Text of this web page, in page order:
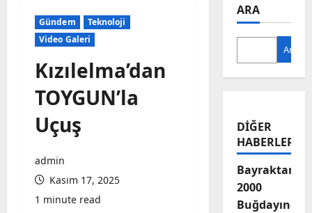
Gündem
Teknoloji
Video Galeri
Kızılelma’dan
TOYGUN’la
Uçuş
admin
Kasım 17, 2025
1 minute read
ARA
Ara
DIĞER
HABERLER
Bayraktar-
2000
Buğdayında